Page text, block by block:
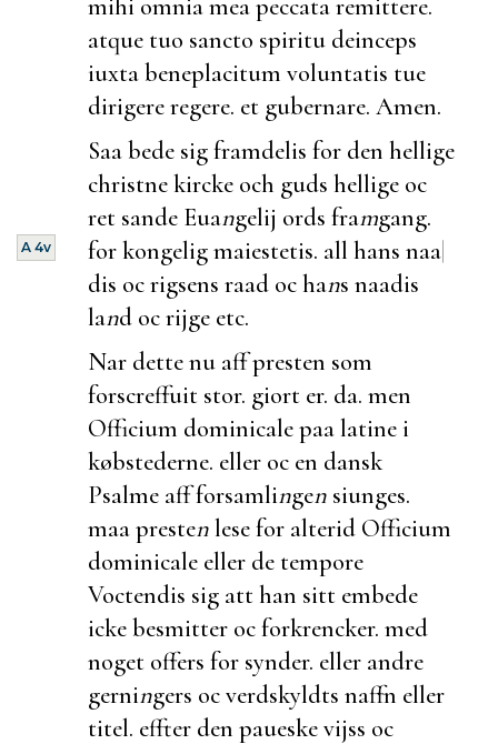
atque tuo sancto spiritu deinceps
iuxta beneplacitum voluntatis tue
dirigere regere. et gubernare. Amen.
Saa bede sig framdelis for den hellige
christne kircke och guds hellige oc
ret sande Euangelij ords framgang.
for kongelig maiestetis. all hans naa|
A 4v
dis oc rigsens raad oc hans naadis
land oc rijge etc.
Nar dette nu aff presten som
forscreffuit stor. giort er. da. men
Officium dominicale paa latine i
købstederne. eller oc en dansk
Psalme aff forsamlingen siunges.
maa prestenlese for alterid Officium
dominicale eller de tempore
Voctendis sig att han sitt embede
icke besmitter oc forkrencker. med
noget offers for synder. eller andre
gerningers oc verdskyldts naffn eller
titel. effter den paueske vijss oc